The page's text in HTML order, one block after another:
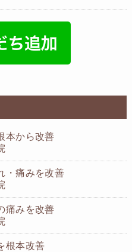
本から改善
・痛みを改善
痛みを改善
根本改善